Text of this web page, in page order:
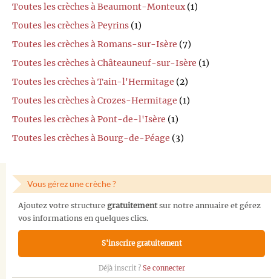
Toutes les crèches à Beaumont-Monteux(1)
Toutes les crèches à Peyrins (1)
Toutes les crèches à Romans-sur-Isère (7)
Toutes les crèches à Châteauneuf-sur-Isère (1)
Toutes les crèches à Tain-l'Hermitage (2)
Toutes les crèches à Crozes-Hermitage (1)
Toutes les crèches à Pont-de-l'Isère (1)
Toutes les crèches à Bourg-de-Péage (3)
Vous gérez une crèche ?
Ajoutez votre structure gratuitementsur notre annuaire et gérez
vos informations en quelques clics.
S'inscrire gratuitement
Déjà inscrit ? Se connecter